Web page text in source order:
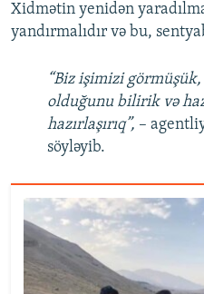
Xidmətin yenidən
yandırmalıdır və bu,
“Biz işimizi
olduğunu bilirik və
hazırlaşırıq”, –
söyləyib.